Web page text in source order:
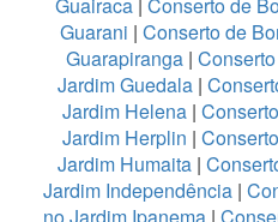
Guairaca| Conserto de
Guarani | Conserto de
Guarapiranga |
Jardim Guedala|
Jardim Helena |
Jardim Herplin |
Jardim Humaita |
Jardim Independência |